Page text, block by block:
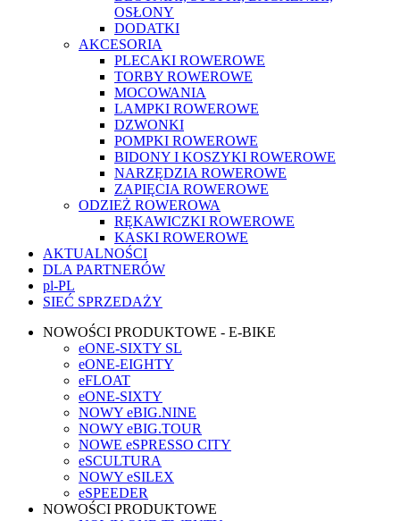
OSŁONY
DODATKI
AKCESORIA
PLECAKI ROWEROWE
TORBY ROWEROWE
MOCOWANIA
LAMPKI ROWEROWE
DZWONKI
POMPKI ROWEROWE
BIDONY I KOSZYKI ROWEROWE
NARZĘDZIA ROWEROWE
ZAPIĘCIA ROWEROWE
ODZIEŻ ROWEROWA
RĘKAWICZKI ROWEROWE
KASKI ROWEROWE
AKTUALNOŚCI
DLA PARTNERÓW
pl-PL
SIEĆ SPRZEDAŻY
NOWOŚCI PRODUKTOWE - E-BIKE
eONE-SIXTY SL
eONE-EIGHTY
eFLOAT
eONE-SIXTY
NOWY eBIG.NINE
NOWY eBIG.TOUR
NOWE eSPRESSO CITY
eSCULTURA
NOWY eSILEX
eSPEEDER
NOWOŚCI PRODUKTOWE